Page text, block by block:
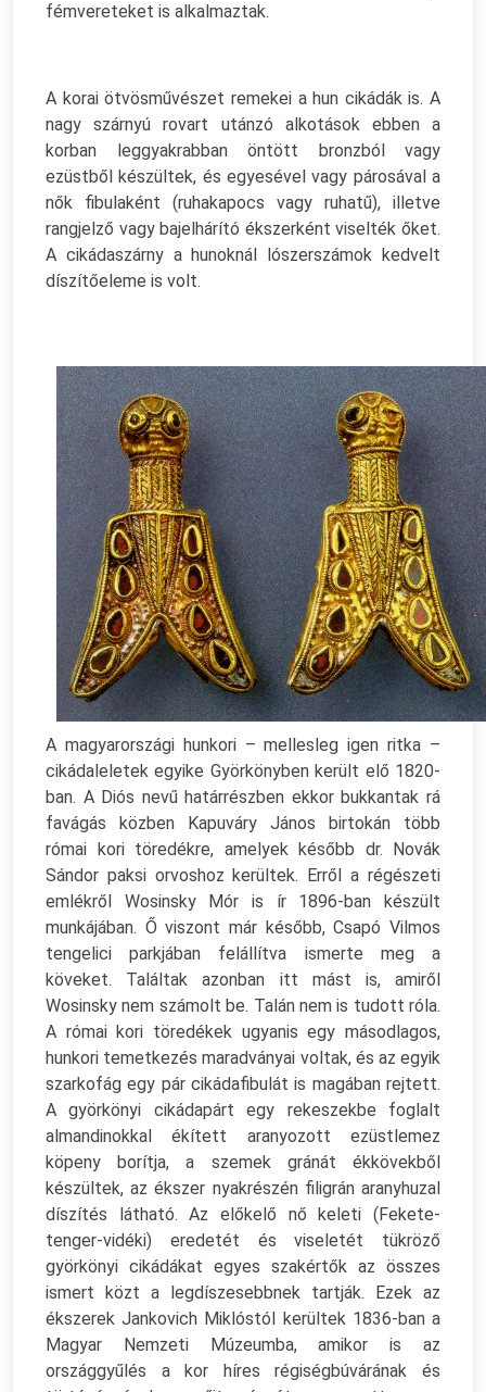
fémvereteket is alkalmaztak.
A korai ötvösművészet remekei a hun cikádák is. A
nagy szárnyú rovart utánzó alkotások ebben a
korban leggyakrabban öntött bronzból vagy
ezüstből készültek, és egyesével vagy párosával a
nők fibulaként (ruhakapocs vagy ruhatű), illetve
rangjelző vagy bajelhárító ékszerként viselték őket.
A cikádaszárny a hunoknál lószerszámok kedvelt
díszítőeleme is volt.
A magyarországi hunkori – mellesleg igen ritka –
cikádaleletek egyike Györkönyben került elő 1820-
ban. A Diós nevű határrészben ekkor bukkantak rá
favágás közben Kapuváry János birtokán több
római kori töredékre, amelyek később dr. Novák
Sándor paksi orvoshoz kerültek. Erről a régészeti
emlékről Wosinsky Mór is ír 1896-ban készült
munkájában. Ő viszont már később, Csapó Vilmos
tengelici parkjában felállítva ismerte meg a
köveket. Találtak azonban itt mást is, amiről
Wosinsky nem számolt be. Talán nem is tudott róla.
A római kori töredékek ugyanis egy másodlagos,
hunkori temetkezés maradványai voltak, és az egyik
szarkofág egy pár cikádafibulát is magában rejtett.
A györkönyi cikádapárt egy rekeszekbe foglalt
almandinokkal ékített aranyozott ezüstlemez
köpeny borítja, a szemek gránát ékkövekből
készültek, az ékszer nyakrészén filigrán aranyhuzal
díszítés látható. Az előkelő nő keleti (Fekete-
tenger-vidéki) eredetét és viseletét tükröző
györkönyi cikádákat egyes szakértők az összes
ismert közt a legdíszesebbnek tartják. Ezek az
ékszerek Jankovich Miklóstól kerültek 1836-ban a
Magyar Nemzeti Múzeumba, amikor is az
országgyűlés a kor híres régiségbúvárának és